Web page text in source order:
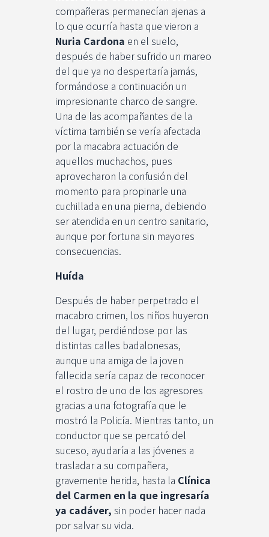
compañeras permanecían ajenas a
lo que ocurría hasta que vieron a
Nuria Cardona en el suelo,
después de haber sufrido un mareo
del que ya no despertaría jamás,
formándose a continuación un
impresionante charco de sangre.
Una de las acompañantes de la
víctima también se vería afectada
por la macabra actuación de
aquellos muchachos, pues
aprovecharon la confusión del
momento para propinarle una
cuchillada en una pierna, debiendo
ser atendida en un centro sanitario,
aunque por fortuna sin mayores
consecuencias.
Huída
Después de haber perpetrado el
macabro crimen, los niños huyeron
del lugar, perdiéndose por las
distintas calles badalonesas,
aunque una amiga de la joven
fallecida sería capaz de reconocer
el rostro de uno de los agresores
gracias a una fotografía que le
mostró la Policía. Mientras tanto, un
conductor que se percató del
suceso, ayudaría a las jóvenes a
trasladar a su compañera,
gravemente herida, hasta la Clínica
del Carmen en la que ingresaría
ya cadáver, sin poder hacer nada
por salvar su vida.